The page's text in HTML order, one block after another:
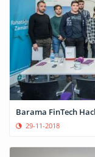
Barama FinTech
29-11-2018